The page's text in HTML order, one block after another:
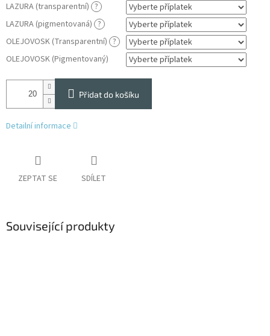
LAZURA (transparentní) ?
LAZURA (pigmentovaná) ?
OLEJOVOSK (Transparentní) ?
OLEJOVOSK (Pigmentovaný)
Přidat do košíku
Detailní informace
ZEPTAT SE SDÍLET
Související produkty